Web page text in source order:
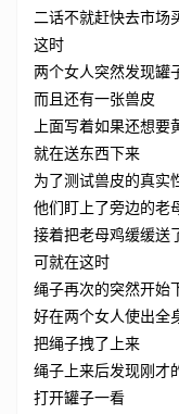
二话不就赶快去市场
这时
两个女人突然发现罐
而且还有一张兽皮
上面写着如果还想要
就在送东西下来
为了测试兽皮的真实
他们盯上了旁边的老
接着把老母鸡缓缓送
可就在这时
绳子再次的突然开始
好在两个女人使出全
把绳子拽了上来
绳子上来后发现刚才
打开罐子一看